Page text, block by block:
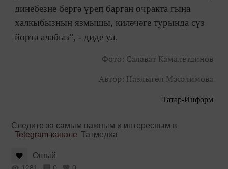
динебезне бергә үреп барган очракта гына
халкыбызның язмышы, киләчәге турында сүз
йөртә алабыз”, - диде ул.
Фото: Салават Камалетдинов
Автор: Назлыгөл Мәсәлимова
Татар-Информ
Следите за самым важным и интересным в
Telegram-канале Татмедиа
Ошый